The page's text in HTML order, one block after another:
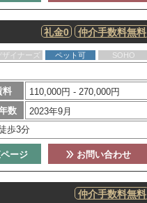
仲介手数料無料
礼金0
ザイナーズ ペット可 SOHO
料
110,000円 - 270,000円
数
2023年9月
歩3分
お問い合わせ
ージ
仲介手数料無料